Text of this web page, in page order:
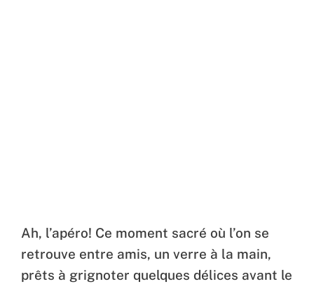
Ah, l’apéro! Ce moment sacré où l’on se
retrouve entre amis, un verre à la main,
prêts à grignoter quelques délices avant le